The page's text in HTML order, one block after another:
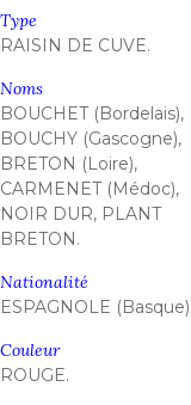
Type
RAISIN DE CUVE.
Noms
BOUCHET (Bordelais),
BOUCHY (Gascogne),
BRETON (Loire),
CARMENET (Médoc),
NOIR DUR, PLANT
BRETON.
Nationalité
ESPAGNOLE (Basque).
Couleur
ROUGE.